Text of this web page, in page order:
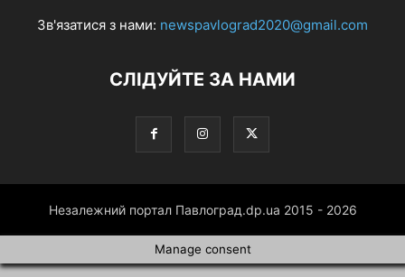
Зв'язатися з нами: newspavlograd2020@gmail.com
СЛІДУЙТЕ ЗА НАМИ
Незалежний портал Павлоград.dp.ua 2015 - 2026
Manage consent